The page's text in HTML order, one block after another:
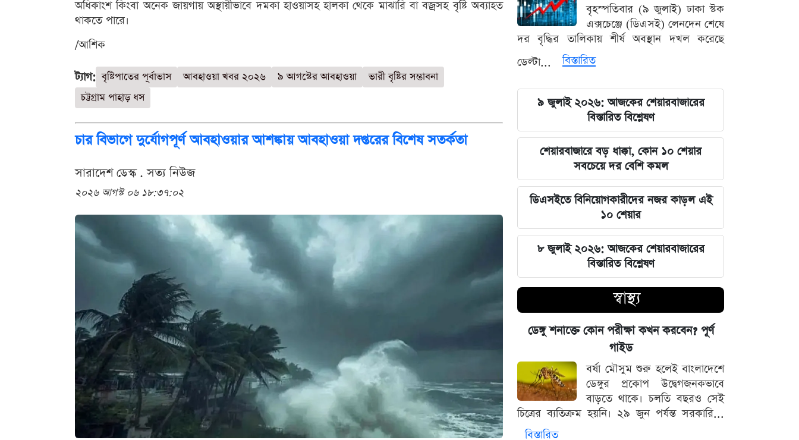
অধিকাংশ কিংবা অনেক জায়গায় অস্থায়ীভাবে দমকা হাওয়াসহ হালকা থেকে মাঝারি বা বজ্রসহ বৃষ্টি অব্যাহত
থাকতে পারে।
/আশিক
ট্যাগ: বৃষ্টিপাতের পূর্বাভাস আবহাওয়া খবর ২০২৬ ৯ আগস্টের আবহাওয়া
ভারী বৃষ্টির সম্ভাবনা
চট্টগ্রাম পাহাড় ধস
চার বিভাগে দুর্যোগপূর্ণ আবহাওয়ার আশঙ্কায় আবহাওয়া দপ্তরের বিশেষ সতর্কতা
সারাদেশ ডেস্ক . সত্য নিউজ
২০২৬ আগস্ট ০৬ ১৮:৩৭:০২
এক ক্লিকেই ফোন-ল্যাপটপের নিয়ন্ত্রণ নিচ্ছে
হ্যাকাররা, পপ-আপ আপডেট নিয়ে কড়া
হুঁশিয়ারি
চাঁদের পৃষ্ঠে ফ্যালকন-৯ রকেটের
অনাকাঙ্ক্ষিত আঘাত
আবু সাঈদের ছবি ছাড়া কোনো ডকুমেন্টারি
হতে পারে না: ভারপ্রাপ্ত রাষ্ট্রপতি হাফিজ
উদ্দিন
জুলাই স্মৃতি জাদুঘর উদ্বোধন করলেন
প্রধানমন্ত্রী তারেক রহমান
মার্কিন ক্ষেপণাস্ত্র মজুত নিয়ে নতুন তথ্য, কী
বলছে সিএনএন
সালমানের অবয়ব পরিবর্তনের আসল কারণ
ও ষাটোর্ধ্বদের ওজন কমানোর সঠিক নিয়ম
৫ আগস্ট বিজয়ের দিন, ভিন্নমত যেন
শত্রুতায় রূপ না নেয়: প্রধানমন্ত্রী তারেক
রহমান
নিজস্ব অর্থায়নে খালের ওপর বাঁশের সাঁকো
বানিয়ে দিলেন ইউপি চেয়ারম্যান পদপ্রার্থী
শেখ আলমগীর
বৃহস্পতিবার (৯ জুলাই) ঢাকা স্টক
এক্সচেঞ্জে (ডিএসই) লেনদেন শেষে
দর বৃদ্ধির তালিকায় শীর্ষ অবস্থান দখল করেছে
ডেল্টা...
বিস্তারিত
৯ জুলাই ২০২৬: আজকের শেয়ারবাজারের
বিস্তারিত বিশ্লেষণ
শেয়ারবাজারে বড় ধাক্কা, কোন ১০ শেয়ার
সবচেয়ে দর বেশি কমল
ডিএসইতে বিনিয়োগকারীদের নজর কাড়ল এই
১০ শেয়ার
৮ জুলাই ২০২৬: আজকের শেয়ারবাজারের
বিস্তারিত বিশ্লেষণ
স্বাস্থ্য
ডেঙ্গু শনাক্তে কোন পরীক্ষা কখন করবেন? পূর্ণ
গাইড
বর্ষা মৌসুম শুরু হলেই বাংলাদেশে
ডেঙ্গুর প্রকোপ উদ্বেগজনকভাবে
বাড়তে থাকে। চলতি বছরও সেই
চিত্রের ব্যতিক্রম হয়নি। ২৯ জুন পর্যন্ত সরকারি...
বিস্তারিত